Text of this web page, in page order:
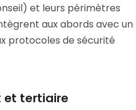
et leurs périmètres
aux abords avec un
protocoles de sécurité
et tertiaire